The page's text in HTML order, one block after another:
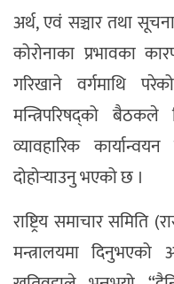
अर्थ, एवं सञ्चार तथा
कोरोनाका प्रभावका
गरिखाने वर्गमाथि
मन्त्रिपरिषद्को
व्यावहारिक
दोहोर्‍याउनु भएको छ ।
राष्ट्रिय समाचार समिति
मन्त्रालयमा दिनुभएको